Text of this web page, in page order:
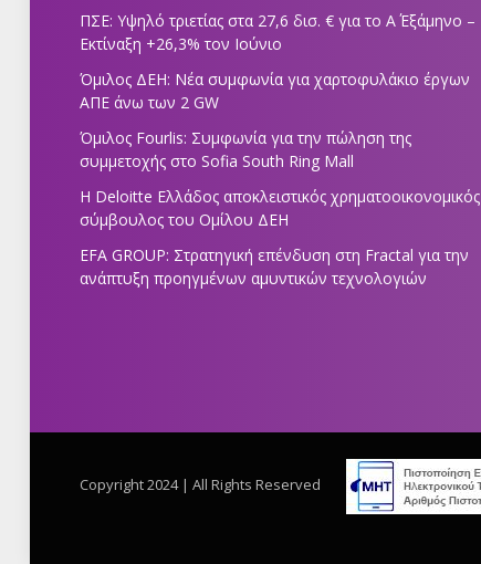
ΠΣΕ: Υψηλό τριετίας στα 27,6 δισ. € για το Α΄ Εξάμηνο –
Εκτίναξη +26,3% τον Ιούνιο
Όμιλος ΔΕΗ: Νέα συμφωνία για χαρτοφυλάκιο έργων
ΑΠΕ άνω των 2 GW
Όμιλος Fourlis: Συμφωνία για την πώληση της
συμμετοχής στο Sofia South Ring Mall
Η Deloitte Ελλάδος αποκλειστικός χρηματοοικονομικός
σύμβουλος του Ομίλου ΔΕΗ
EFA GROUP: Στρατηγική επένδυση στη Fractal για την
ανάπτυξη προηγμένων αμυντικών τεχνολογιών
Copyright 2024 | All Rights Reserved